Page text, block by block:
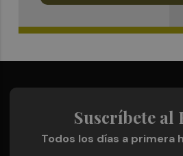
Suscríbete al
Todos los días a primera